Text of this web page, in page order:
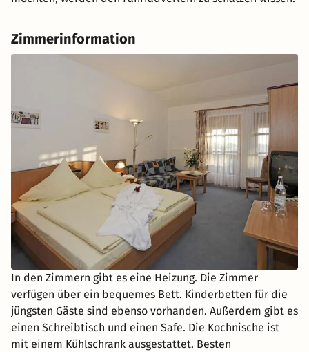
Zimmerinformation
In den Zimmern gibt es eine Heizung. Die Zimmer
verfügen über ein bequemes Bett. Kinderbetten für die
jüngsten Gäste sind ebenso vorhanden. Außerdem gibt es
einen Schreibtisch und einen Safe. Die Kochnische ist
mit einem Kühlschrank ausgestattet. Besten